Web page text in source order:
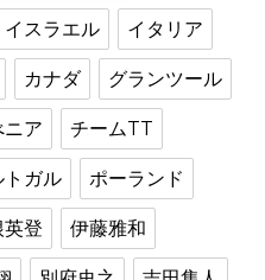
イスラエル イタリア
カナダ グランツール
ニア チームTT
トガル ポーランド
登 伊藤雅和